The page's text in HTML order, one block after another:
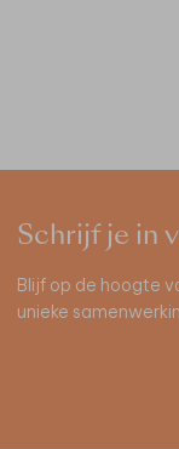
Schrijf je in
Blijf op de hoogte
unieke